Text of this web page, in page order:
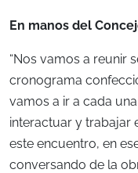
En manos del
“Nos vamos a reunir
cronograma
vamos a ir a cada
interactuar y trabajar
este encuentro, en
conversando de la